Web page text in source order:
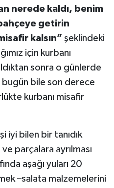
nerede kaldı, benim
getirin
kalsın” şeklindeki
için kurbanı
sonra o günlerde
bugün bile son derece
kurbanı misafir
iyi bilen bir tanıdık
parçalara ayrılması
aşağı yuları 20
–salata malzemelerini